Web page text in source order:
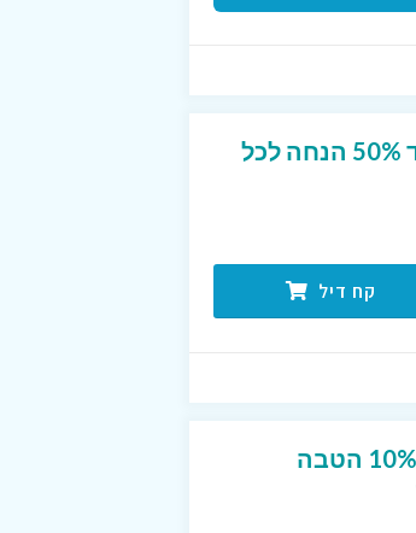
מבצע הנחה מטורף על כל האתר עד 50% הנחה לכל
קח דיל
חדשים בפוט לוקר? קבלו קוד קופון 10% הטבה